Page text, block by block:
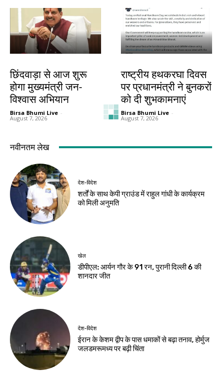
छिंदवाड़ा से आज शुरू
होगा मुख्यमंत्री जन-
विश्वास अभियान
Birsa Bhumi Live -
August 7, 2026
राष्ट्रीय हथकरघा दिवस
पर प्रधानमंत्री ने बुनकरों
को दी शुभकामनाएं
Birsa Bhumi Live -
August 7, 2026
देश-विदेश
बारिश से उत्तराखंड में
जनजीवन प्रभावित,
बद्रीनाथ मार्ग बाधित
Birsa Bhumi Live
August 7, 2026
देश-विदेश
पर्यावरण एवं पर्यटन
समिति में शामिल हुए
विधायक भद्र हेमब्रम